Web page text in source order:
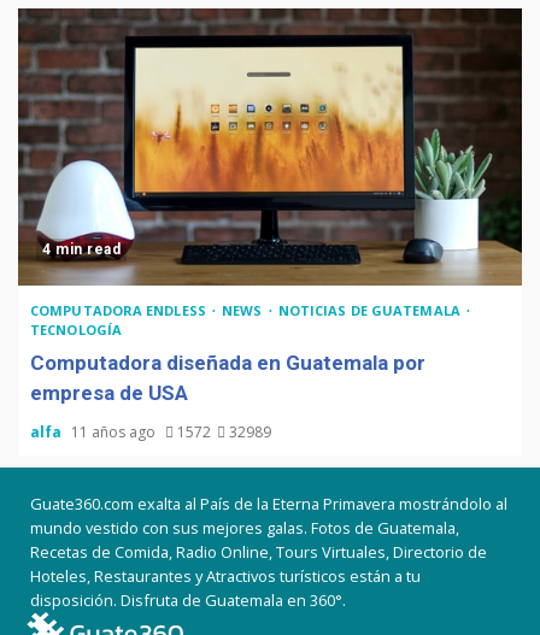
4 min read
COMPUTADORA ENDLESS NEWS
NOTICIAS DE GUATEMALA
TECNOLOGÍA
Computadora diseñada en Guatemala por
empresa de USA
alfa 11 años ago 1572 32989
Guate360.com exalta al País de la Eterna Primavera mostrándolo al
mundo vestido con sus mejores galas. Fotos de Guatemala,
Recetas de Comida, Radio Online, Tours Virtuales, Directorio de
Hoteles, Restaurantes y Atractivos turísticos están a tu
disposición. Disfruta de Guatemala en 360°.